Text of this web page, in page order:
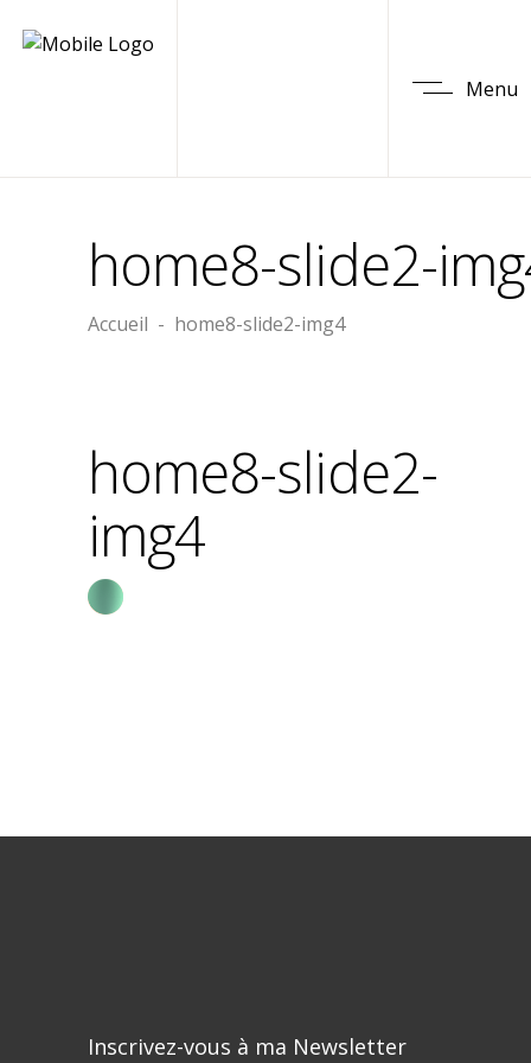
Menu
home8-slide2-
Accueil - home8-slide2-img4
home8-slide2-
img4
Inscrivez-vous à ma Newsletter